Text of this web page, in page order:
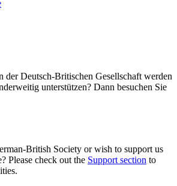
der Deutsch-Britischen Gesellschaft werden
unterstützen? Dann besuchen Sie
British Society or wish to support us
Please check out the Support section to